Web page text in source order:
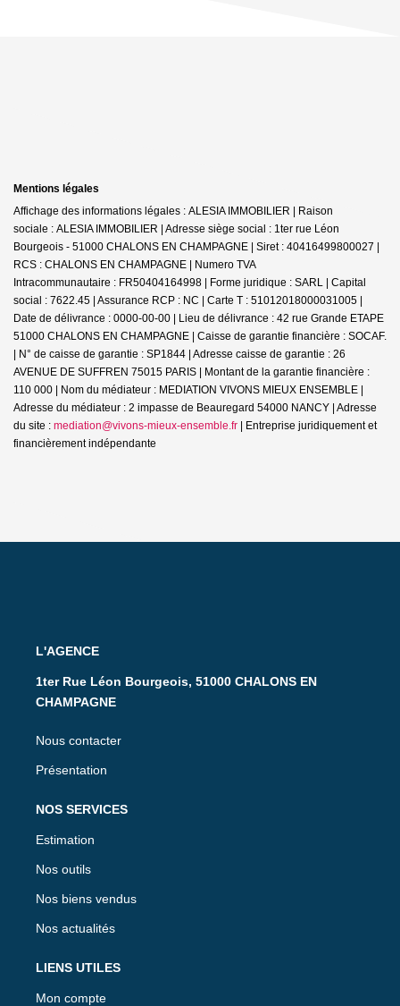
Mentions légales
Affichage des informations légales : ALESIA IMMOBILIER | Raison
sociale : ALESIA IMMOBILIER | Adresse siège social : 1ter rue Léon
Bourgeois - 51000 CHALONS EN CHAMPAGNE | Siret : 40416499800027 |
RCS : CHALONS EN CHAMPAGNE | Numero TVA
Intracommunautaire : FR50404164998 | Forme juridique : SARL | Capital
social : 7622.45 | Assurance RCP : NC | Carte T : 51012018000031005 |
Date de délivrance : 0000-00-00 | Lieu de délivrance : 42 rue Grande ETAPE
51000 CHALONS EN CHAMPAGNE | Caisse de garantie financière : SOCAF.
| N° de caisse de garantie : SP1844 | Adresse caisse de garantie : 26
AVENUE DE SUFFREN 75015 PARIS | Montant de la garantie financière :
110 000 | Nom du médiateur : MEDIATION VIVONS MIEUX ENSEMBLE |
Adresse du médiateur : 2 impasse de Beauregard 54000 NANCY | Adresse
du site : mediation@vivons-mieux-ensemble.fr | Entreprise juridiquement et
financièrement indépendante
L'AGENCE
1ter Rue Léon Bourgeois, 51000 CHALONS EN
CHAMPAGNE
Nous contacter
Présentation
NOS SERVICES
Estimation
Nos outils
Nos biens vendus
Nos actualités
LIENS UTILES
Mon compte